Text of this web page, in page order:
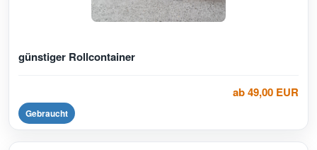
günstiger Rollcontainer
ab 49,00 EUR
Gebraucht